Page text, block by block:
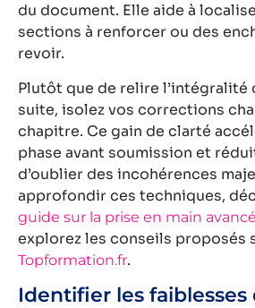
du document. Elle aide à
sections à renforcer ou des
revoir.
Plutôt que de relire l’intégralité
suite, isolez vos corrections
chapitre. Ce gain de clarté
phase avant soumission et
d’oublier des incohérences
approfondir ces techniques,
guide sur la prise en main
explorez les conseils proposés
Topformation.fr.
Identifier les faiblesses